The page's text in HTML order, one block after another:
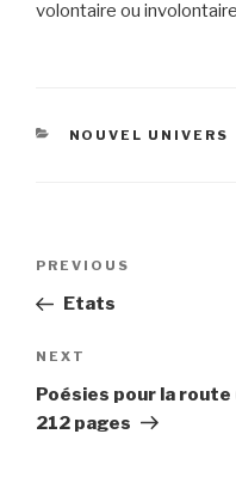
volontaire ou
CATEGORIES
NOUVEL UNIVERS
Previous
Post
PREVIOUS
Etats
Next
Post
NEXT
Poésies pour la
212 pages